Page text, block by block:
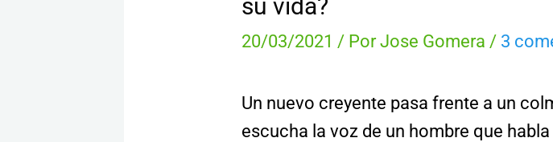
su vida?
20/03/2021 / PorJose Gomera / 3
Un nuevo creyente pasa frente a un
escucha la voz de un hombre que